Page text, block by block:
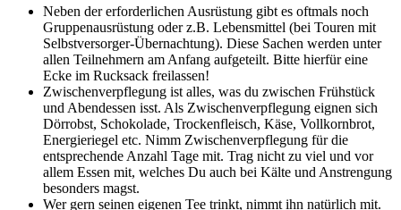
Neben der erforderlichen Ausrüstung gibt es oftmals noch
Gruppenausrüstung oder z.B. Lebensmittel (bei Touren mit
Selbstversorger-Übernachtung). Diese Sachen werden unter
allen Teilnehmern am Anfang aufgeteilt. Bitte hierfür eine
Ecke im Rucksack freilassen!
Zwischenverpflegung ist alles, was du zwischen Frühstück
und Abendessen isst. Als Zwischenverpflegung eignen sich
Dörrobst, Schokolade, Trockenfleisch, Käse, Vollkornbrot,
Energieriegel etc. Nimm Zwischenverpflegung für die
entsprechende Anzahl Tage mit. Trag nicht zu viel und vor
allem Essen mit, welches Du auch bei Kälte und Anstrengung
besonders magst.
Wer gern seinen eigenen Tee trinkt, nimmt ihn natürlich mit.